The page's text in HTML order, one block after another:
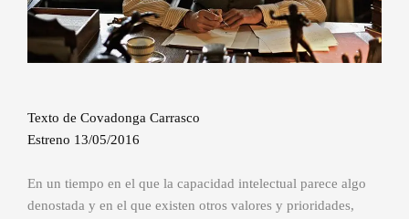
Texto de Covadonga Carrasco
Estreno 13/05/2016
En un tiempo en el que la capacidad intelectual parece algo
denostada y en el que existen otros valores y prioridades,